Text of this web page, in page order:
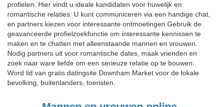
profielen. Hier vindt u ideale kandidaten voor huwelijk en
romantische relaties. U kunt communiceren via een handige chat,
en partners kiezen voor interessante ontmoetingen.Gebruik de
geavanceerde profielzoekfunctie om interessante kennissen te
maken en te chatten met alleenstaande mannen en vrouwen.
Nodig partners uit voor romantische dates, maak vrienden en
zoek naar ware liefde om een serieuze relatie op te bouwen.
Word lid van gratis datingsite Downham Market voor de lokale
bevolking, buitenlanders, toeristen.